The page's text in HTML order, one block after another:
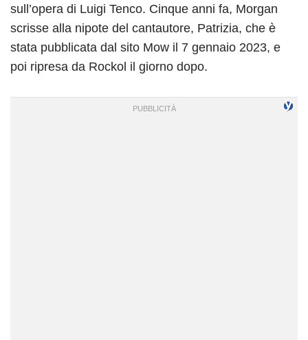
sull’opera di Luigi Tenco. Cinque anni fa, Morgan
scrisse alla nipote del cantautore, Patrizia, che è
stata pubblicata dal sito Mow il 7 gennaio 2023, e
poi ripresa da Rockol il giorno dopo.